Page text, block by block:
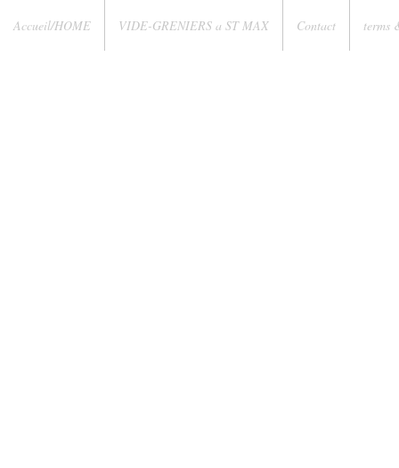
Accueil/HOME VIDE-GRENIERS a ST MAX Contact terms